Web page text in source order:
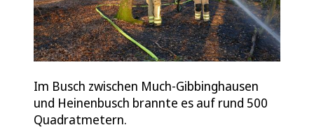
Im Busch zwischen Much-Gibbinghausen
und Heinenbusch brannte es auf rund 500
Quadratmetern.